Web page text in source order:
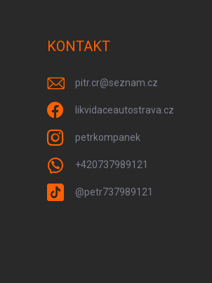
KONTAKT
pitr.cr@seznam.cz
likvidaceautostrava.cz
petrkompanek
+420737989121
@petr737989121